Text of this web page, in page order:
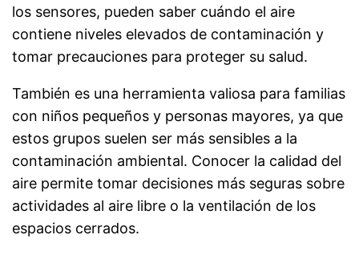
los sensores, pueden saber cuándo el aire
contiene niveles elevados de contaminación y
tomar precauciones para proteger su salud.
También es una herramienta valiosa para familias
con niños pequeños y personas mayores, ya que
estos grupos suelen ser más sensibles a la
contaminación ambiental. Conocer la calidad del
aire permite tomar decisiones más seguras sobre
actividades al aire libre o la ventilación de los
espacios cerrados.